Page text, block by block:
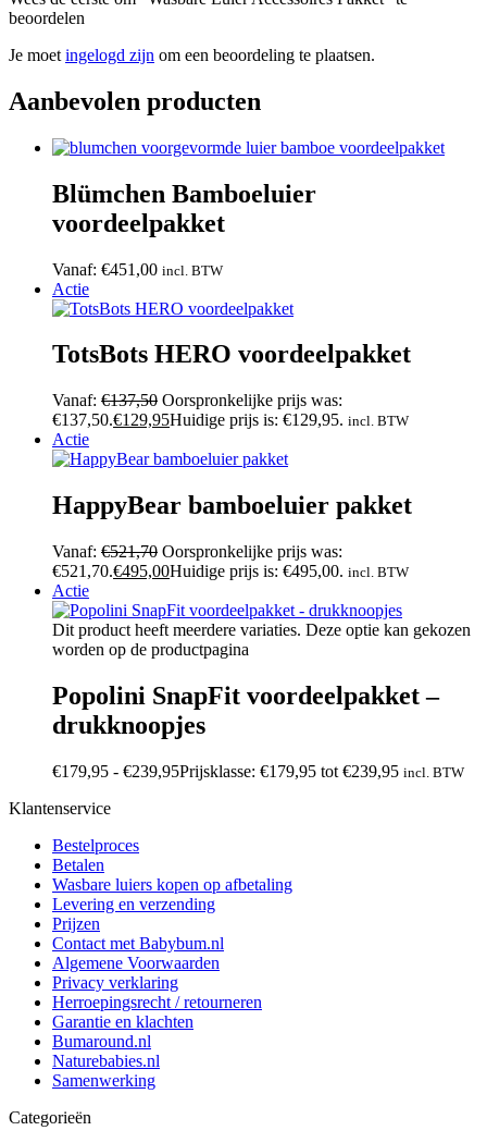
beoordelen
Je moet ingelogd zijn om een beoordeling te plaatsen.
Aanbevolen producten
Blümchen Bamboeluier
voordeelpakket
Vanaf: €451,00 incl. BTW
Actie
TotsBots HERO voordeelpakket
Vanaf: €137,50 Oorspronkelijke prijs was:
€137,50.€129,95Huidige prijs is: €129,95. incl. BTW
Actie
HappyBear bamboeluier pakket
Vanaf: €521,70 Oorspronkelijke prijs was:
€521,70.€495,00Huidige prijs is: €495,00. incl. BTW
Actie
Dit product heeft meerdere variaties. Deze optie kan gekozen
worden op de productpagina
Popolini SnapFit voordeelpakket –
drukknoopjes
€179,95 - €239,95Prijsklasse: €179,95 tot €239,95 incl. BTW
Klantenservice
Bestelproces
Betalen
Wasbare luiers kopen op afbetaling
Levering en verzending
Prijzen
Contact met Babybum.nl
Algemene Voorwaarden
Privacy verklaring
Herroepingsrecht / retourneren
Garantie en klachten
Bumaround.nl
Naturebabies.nl
Samenwerking
Categorieën